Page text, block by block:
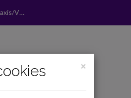
Chauffeurs taxis/VTC
×